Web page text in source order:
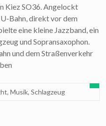
Kiez SO36. Angelockt
Bahn, direkt vor dem
eine kleine Jazzband, ein
und Sopransaxophon.
und dem Straßenverkehr
,Musik,Schlagzeug